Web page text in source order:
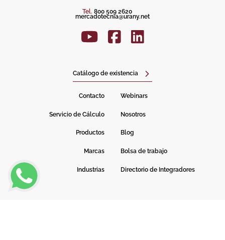
Tel. 800 509 2620
mercadotecnia@urany.net
Catálogo de existencia
Contacto Webinars
Servicio de Cálculo Nosotros
Productos Blog
Marcas Bolsa de trabajo
Industrias Directorio de Integradores